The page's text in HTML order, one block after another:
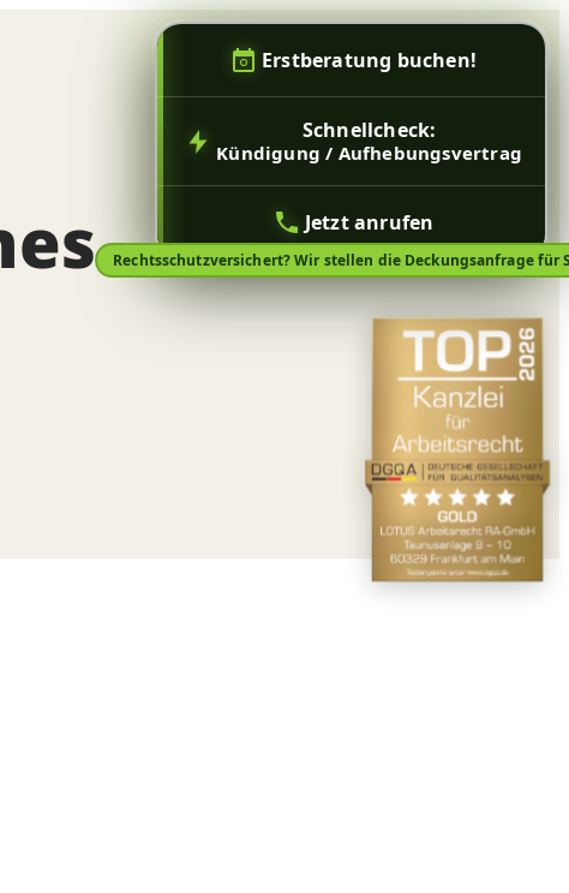
Erstberatung buchen!
Schnellcheck:
Kündigung / Aufhebungsvertrag
Jetzt anrufen
Rechtsschutzversichert? Wir stellen die Deckungsanfrage für